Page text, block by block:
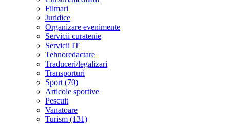
Filmari
Juridice
Organizare evenimente
Servicii curatenie
Servicii IT
Tehnoredactare
Traduceri/legalizari
Transporturi
Sport (70)
Articole sportive
Pescuit
Vanatoare
Turism (131)